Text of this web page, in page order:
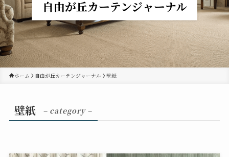
自由が丘カーテンジャーナル
ホーム 自由が丘カーテンジャーナル 壁紙
壁紙 – category –